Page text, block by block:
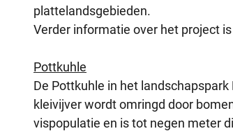
plattelandsgebieden.
Verder informatie over het project
Pottkuhle
De Pottkuhle in het
kleivijver wordt omringd door
vispopulatie en is tot negen meter